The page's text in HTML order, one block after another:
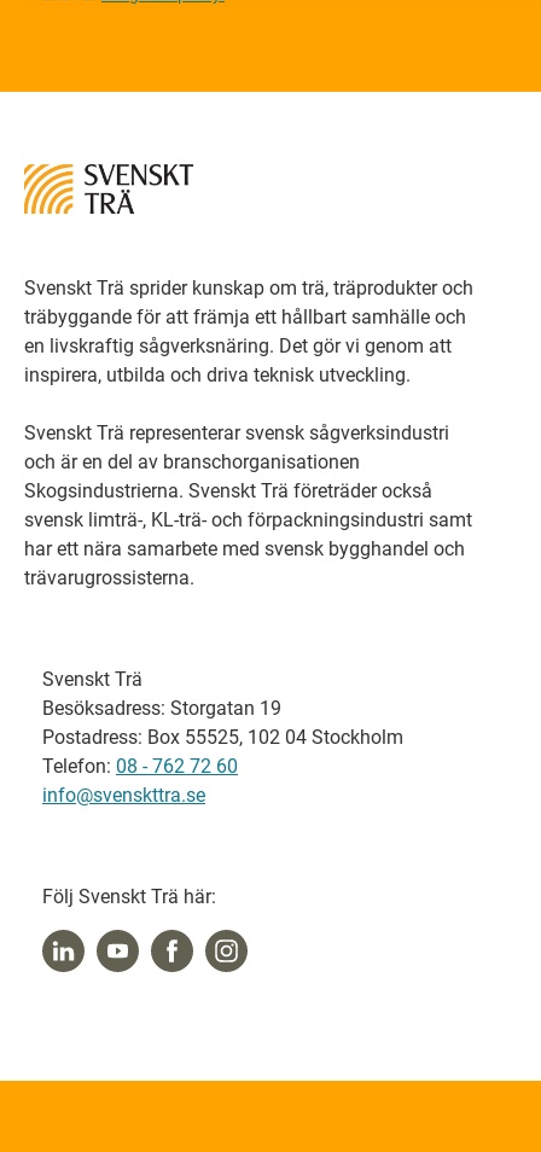
Svenskt Trä sprider kunskap om trä, träprodukter och
träbyggande för att främja ett hållbart samhälle och
en livskraftig sågverksnäring. Det gör vi genom att
inspirera, utbilda och driva teknisk utveckling.
Svenskt Trä representerar svensk sågverksindustri
och är en del av branschorganisationen
Skogsindustrierna. Svenskt Trä företräder också
svensk limträ-, KL-trä- och förpackningsindustri samt
har ett nära samarbete med svensk bygghandel och
trävarugrossisterna.
Svenskt Trä
Besöksadress: Storgatan 19
Postadress: Box 55525, 102 04 Stockholm
Telefon: 08 - 762 72 60
info@svenskttra.se
Följ Svenskt Trä här: